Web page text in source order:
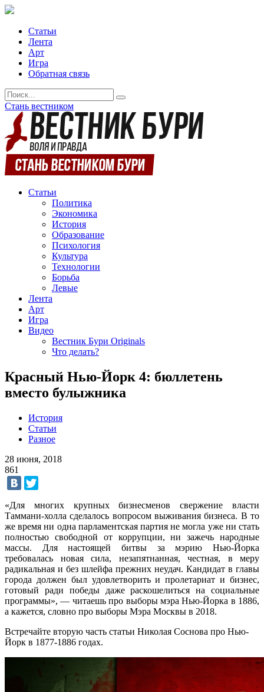
Статьи
Лента
Арт
Игра
Обратная связь
Стань вестником
Статьи
Политика
Экономика
История
Образование
Психология
Культура
Технологии
Борьба
Левые
Лента
Арт
Игра
Видео
Вестник Бури Originals
Что делать?
Красный Нью-Йорк 4: бюллетень
вместо булыжника
История
Статьи
Разное
28 июня, 2018
861
«Для многих крупных бизнесменов свержение власти
Таммани-холла сделалось вопросом выживания бизнеса. В то
же время ни одна парламентская партия не могла уже ни стать
полностью свободной от коррупции, ни зажечь народные
массы. Для настоящей битвы за мэрию Нью-Йорка
требовалась новая сила, незапятнанная, честная, в меру
радикальная и без шлейфа прежних неудач. Кандидат в главы
города должен был удовлетворить и пролетариат и бизнес,
готовый ради победы даже раскошелиться на социальные
программы», — читаешь про выборы мэра Нью-Йорка в 1886,
а кажется, словно про выборы Мэра Москвы в 2018.
Встречайте вторую часть статьи Николая Соснова про Нью-
Йорк в 1877-1886 годах.